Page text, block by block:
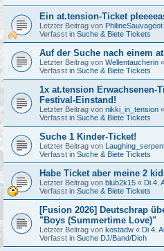
Ein at.tension-Ticket
Letzter Beitrag von PhilineSauvageot
Verfasst in Suche & Biete Tickets
Auf der Suche nach einem
Letzter Beitrag von Wellentaucherin «
Verfasst in Suche & Biete Tickets
1x at.tension Erwachsenen-
Festival-Einstand!
Letzter Beitrag von nikki_in_tension «
Verfasst in Suche & Biete Tickets
Suche 1 Kinder-Ticket!
Letzter Beitrag von
Verfasst in Suche & Biete Tickets
Habe Ticket aber meine 2
Letzter Beitrag von blub2k15 « Di 4.
Verfasst in Suche & Biete Tickets
[Fusion 2026] Deutschrap
"Boys (Summertime Love)"
Letzter Beitrag von kostadw « Di 4.
Verfasst in Suche DJ/Band/Dich